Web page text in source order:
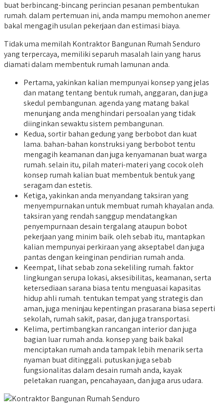
buat berbincang-bincang perincian pesanan pembentukan
rumah. dalam pertemuan ini, anda mampu memohon anemer
bakal mengagih usulan pekerjaan dan estimasi biaya.
Tidak uma memilah Kontraktor Bangunan Rumah Senduro
yang terpercaya, memiliki separuh masalah lain yang harus
diamati dalam membentuk rumah lamunan anda.
Pertama, yakinkan kalian mempunyai konsep yang jelas
dan matang tentang bentuk rumah, anggaran, dan juga
skedul pembangunan. agenda yang matang bakal
menunjang anda menghindari persoalan yang tidak
diinginkan sewaktu sistem pembangunan.
Kedua, sortir bahan gedung yang berbobot dan kuat
lama. bahan-bahan konstruksi yang berbobot tentu
mengagih keamanan dan juga kenyamanan buat warga
rumah. selain itu, pilah materi-materi yang cocok oleh
konsep rumah kalian buat membentuk bentuk yang
seragam dan estetis.
Ketiga, yakinkan anda menyandang taksiran yang
menyempurnakan untuk membuat rumah khayalan anda.
taksiran yang rendah sanggup mendatangkan
penyempurnaan desain tergalang ataupun bobot
pekerjaan yang minim baik. oleh sebab itu, mantapkan
kalian mempunyai perkiraan yang akseptabel dan juga
pantas dengan keinginan pendirian rumah anda.
Keempat, lihat sebab zona sekeliling rumah. faktor
lingkungan serupa lokasi, aksesibilitas, keamanan, serta
ketersediaan sarana biasa tentu menguasai kapasitas
hidup ahli rumah. tentukan tempat yang strategis dan
aman, juga meninjau kepentingan prasarana biasa seperti
sekolah, rumah sakit, pasar, dan juga transportasi.
Kelima, pertimbangkan rancangan interior dan juga
bagian luar rumah anda. konsep yang baik bakal
menciptakan rumah anda tampak lebih menarik serta
nyaman buat ditinggali. putuskan juga sebab
fungsionalitas dalam desain rumah anda, kayak
peletakan ruangan, pencahayaan, dan juga arus udara.